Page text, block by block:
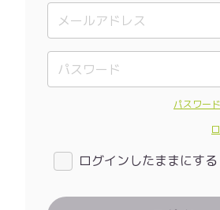
パスワー
ログインしたままにする